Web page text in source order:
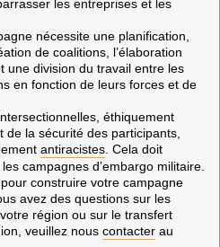
les entreprises et les
nécessite une planification,
de coalitions, l’élaboration
une division du travail entre les
en fonction de leurs forces et de
éthiquement
la sécurité des participants,
antiracistes . Cela doit
campagnes d’embargo militaire.
construire votre campagne
avez des questions sur les
région ou sur le transfert
veuillez nous contacter au